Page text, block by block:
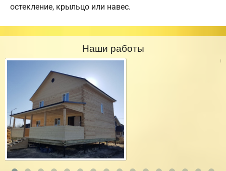
остекление, крыльцо или навес.
Наши работы